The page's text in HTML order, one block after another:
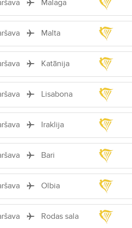
Malaga
Malta
Katānija
Lisabona
Iraklija
Bari
Olbia
Rodas sala